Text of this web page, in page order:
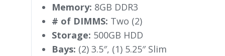
Memory: 8GB DDR3
# of DIMMS: Two (2)
Storage: 500GB HDD
Bays: (2) 3.5″, (1) 5.25″ Slim